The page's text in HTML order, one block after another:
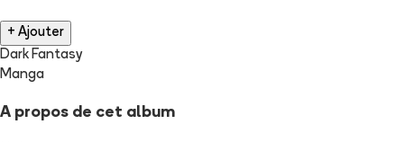
+ Ajouter
Dark Fantasy
Manga
A propos de cet album